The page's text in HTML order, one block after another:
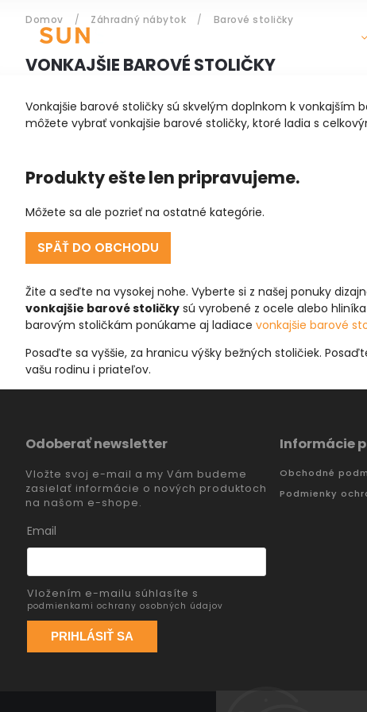
Prihlásenie
Domov / Záhradný nábytok / Barové stoličky
VONKAJŠIE BAROVÉ STOLIČKY
Vonkajšie barové stoličky sú skvelým doplnkom k
môžete vybrať vonkajšie barové stoličky, ktoré ladia s
Produkty ešte len pripravujeme.
Môžete sa ale pozrieť na ostatné kategórie.
SPÄŤ DO OBCHODU
Žite a seďte na vysokej nohe. Vyberte si z našej ponuky
vonkajšie barové stoličky sú vyrobené z ocele alebo
barovým stoličkám ponúkame aj ladiace vonkajšie barové
Posaďte sa vyššie, za hranicu výšky bežných stoličiek.
vašu rodinu i priateľov.
Odoberať newsletter
Vložte svoj e-mail a my Vám budeme
zasielať informácie o nových produktoch
na našom e-shope.
Email
Vložením e-mailu súhlasíte s
podmienkami ochrany osobných údajov
PRIHLÁSIŤ SA
Informácie
Obchodné
Podmienky